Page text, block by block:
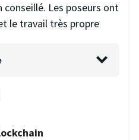
conseillé. Les poseurs ont
le travail très propre